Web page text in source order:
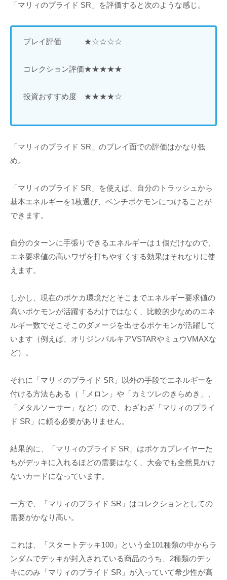
「マリィのプライド SR」を評価すると次のような感じ。
プレイ評価 ★☆☆☆☆
コレクション評価★★★★★
投資おすすめ度 ★★★★☆
「マリィのプライド SR」のプレイ面での評価はかなり低
め。
「マリィのプライド SR」を使えば、自分のトラッシュから
基本エネルギーを1枚選び、ベンチポケモンにつけることが
できます。
自分のターンに手張りできるエネルギーは１個だけなので、
エネ要求値の高いワザを打ちやすくする効果はそれなりに使
えます。
しかし、現在のポケカ環境だとそこまでエネルギー要求値の
高いポケモンが活躍するわけではなく、比較的少なめのエネ
ルギー数でそこそこのダメージを出せるポケモンが活躍して
います（例えば、オリジンパルキアVSTARやミュウVMAXな
ど）。
それに「マリィのプライド SR」以外の手段でエネルギーを
付ける方法もある（「メロン」や「カミツレのきらめき」、
「メタルソーサー」など）ので、わざわざ「マリィのプライ
ド SR」に頼る必要がありません。
結果的に、「マリィのプライド SR」はポケカプレイヤーた
ちがデッキに入れるほどの需要はなく、大会でも全然見かけ
ないカードになっています。
一方で、「マリィのプライド SR」はコレクションとしての
需要がかなり高い。
これは、「スタートデッキ100」という全101種類の中からラ
ンダムでデッキが封入されている商品のうち、2種類のデッ
キにのみ「マリィのプライド SR」が入っていて希少性が高